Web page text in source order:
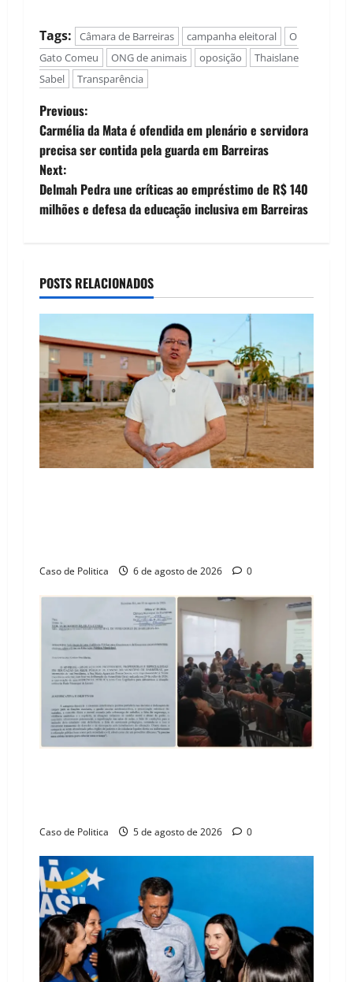
Tags: Câmara de Barreiras campanha eleitoral
O
Gato Comeu
ONG de animais oposição
Thaislane
Sabel
Transparência
P
o
s
t
a
v
i
g
a
t
i
Previous:
Carmélia da Mata é ofendida em plenário e servidora
precisa ser contida pela guarda em Barreiras
Next:
Delmah Pedra une críticas ao empréstimo de R$ 140
milhões e defesa da educação inclusiva em Barreiras
POSTS RELACIONADOS
Caso de Politica 6 de agosto de 2026 0
Caso de Politica 5 de agosto de 2026 0